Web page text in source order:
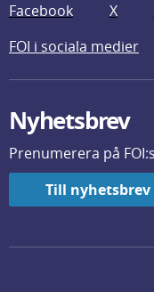
Facebook X
FOI i sociala medier
Nyhetsbrev
Prenumerera på
Till nyhetsbrev